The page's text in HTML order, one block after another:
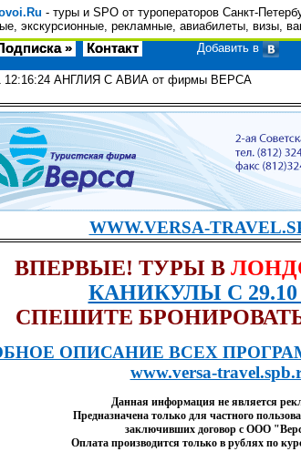
- туры и SPO от туроператоров Санкт-
экскурсионные, рекламные, авиабилеты, визы,
» Контакт Добавить в
12:16:24 АНГЛИЯ С АВИА от фирмы ВЕРСА
WWW.VERSA-
ВПЕРВЫЕ! ТУРЫ В
КАНИКУЛЫ С 29.10
СПЕШИТЕ
ОПИСАНИЕ ВСЕХ
www.versa-
Данная информация не является
Предназначена только для частного
заключивших договор с ООО
Оплата производится только в рублях по